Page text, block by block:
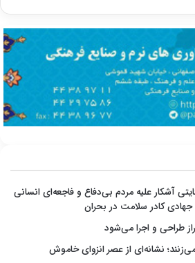
آشکار علیه مردم بی‌دفاع و فاجعه‌ای انسانی
کادر سلامت در بحران
طراحی و اجرا می‌شود
نشانه‌ای از عصر انزوای خاموش